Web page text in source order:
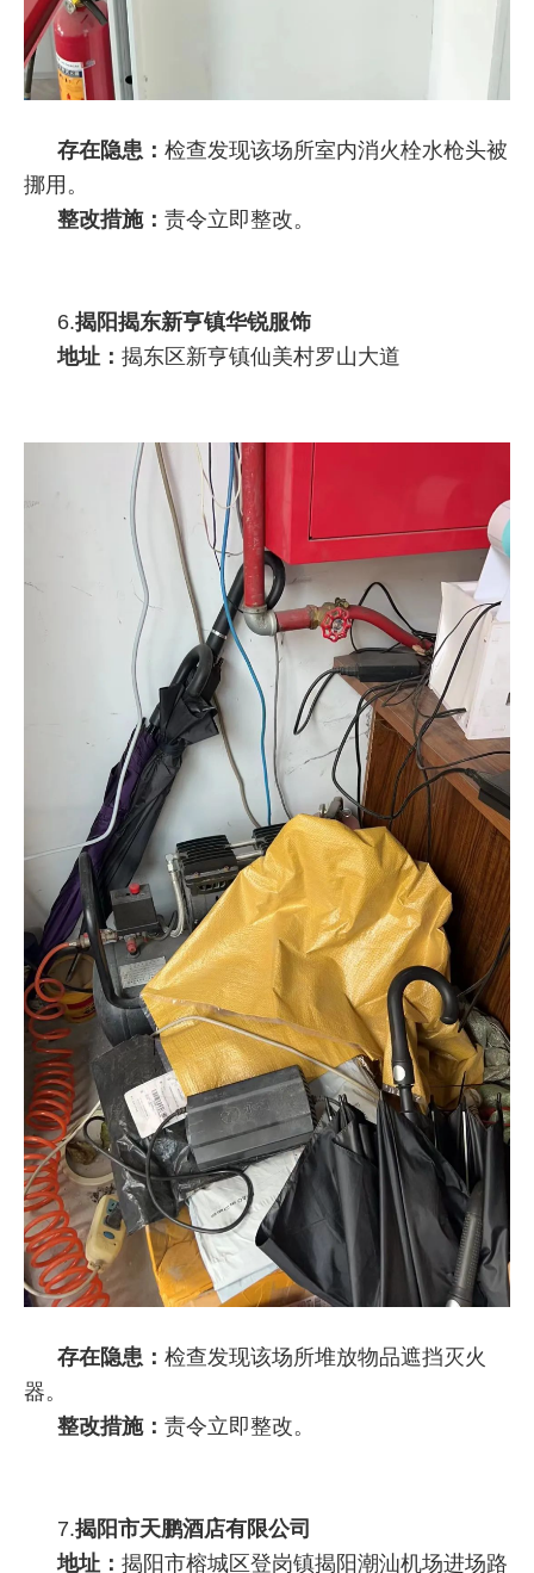
存在隐患： 检查发现该场所室内消火栓水枪头被
挪用。
整改措施： 责令立即整改。
6.揭阳揭东新亨镇华锐服饰
地址： 揭东区新亨镇仙美村罗山大道
存在隐患： 检查发现该场所堆放物品遮挡灭火
器。
整改措施： 责令立即整改。
7.揭阳市天鹏酒店有限公司
地址： 揭阳市榕城区登岗镇揭阳潮汕机场进场路